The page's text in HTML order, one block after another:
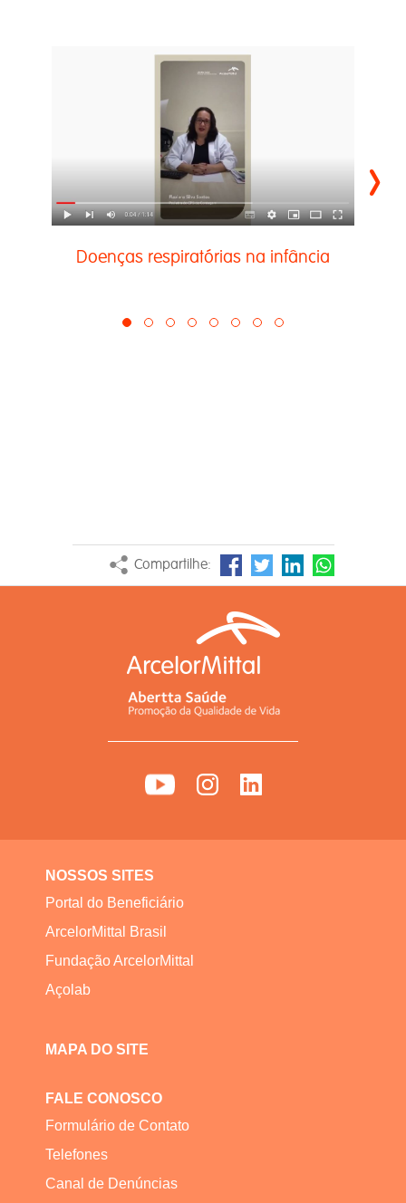
Doenças respiratórias na infância
›
Compartilhe:
NOSSOS SITES
Portal do Beneficiário
ArcelorMittal Brasil
Fundação ArcelorMittal
Açolab
MAPA DO SITE
FALE CONOSCO
Formulário de Contato
Telefones
Canal de Denúncias